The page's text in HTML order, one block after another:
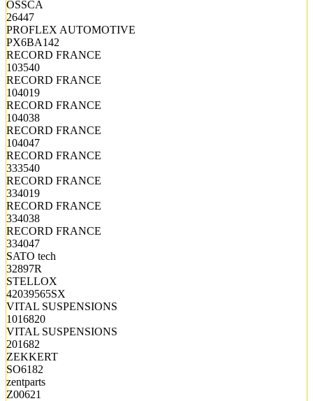
OSSCA
26447
PROFLEX AUTOMOTIVE
PX6BA142
RECORD FRANCE
103540
RECORD FRANCE
104019
RECORD FRANCE
104038
RECORD FRANCE
104047
RECORD FRANCE
333540
RECORD FRANCE
334019
RECORD FRANCE
334038
RECORD FRANCE
334047
SATO tech
32897R
STELLOX
42039565SX
VITAL SUSPENSIONS
1016820
VITAL SUSPENSIONS
201682
ZEKKERT
SO6182
zentparts
Z00621